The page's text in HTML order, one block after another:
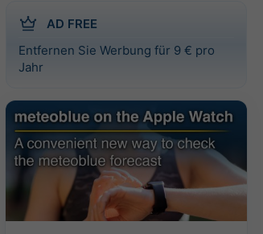
AD FREE
Entfernen Sie Werbung für 9 € pro
Jahr